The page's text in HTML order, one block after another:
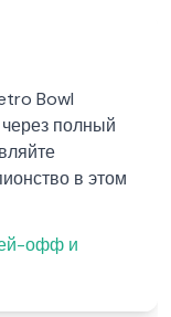
Bowl
полный
в этом
офф и